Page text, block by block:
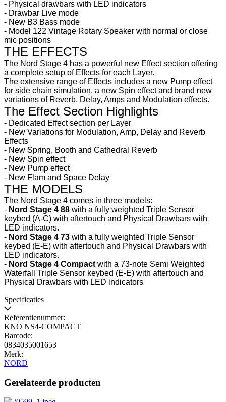
- Physical drawbars with LED indicators
- Drawbar Live mode
- New B3 Bass mode
- Model 122 Vintage Rotary Speaker with normal or close
mic positions
THE EFFECTS
The Nord Stage 4 has a powerful new Effect section offering
a complete setup of Effects for each Layer.
The extensive range of Effects includes a new Pump effect
for side chain simulation, a new Spin effect and brand new
variations of Reverb, Delay, Amps and Modulation effects.
The Effect Section Highlights
- Dedicated Effect section per Layer
- New Variations for Modulation, Amp, Delay and Reverb
Effects
- New Spring, Booth and Cathedral Reverb
- New Spin effect
- New Pump effect
- New Flam and Space Delay
THE MODELS
The Nord Stage 4 comes in three models:
- Nord Stage 4 88 with a fully weighted Triple Sensor
keybed (A-C) with aftertouch and Physical Drawbars with
LED indicators.
- Nord Stage 4 73 with a fully weighted Triple Sensor
keybed (E-E) with aftertouch and Physical Drawbars with
LED indicators.
​- Nord Stage 4 Compact with a 73-note Semi Weighted
Waterfall Triple Sensor keybed (E-E) with aftertouch and
Physical Drawbars with LED indicators
Specificaties
Referentienummer:
KNO NS4-COMPACT
Barcode:
0834035001653
Merk:
NORD
Gerelateerde producten